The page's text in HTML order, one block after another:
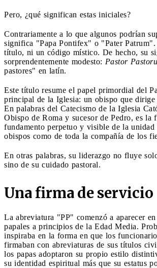
Pero, ¿qué significan estas iniciales?
Contrariamente a lo que algunos podrían
significa "Papa Pontifex" o "Pater Patrum".
título, ni un código místico. De hecho, su
sorprendentemente modesto: Pastor
pastores" en latín.
Este título resume el papel primordial del
principal de la Iglesia: un obispo que dirige
En palabras del Catecismo de la Iglesia
Obispo de Roma y sucesor de Pedro, es la
fundamento perpetuo y visible de la unidad
obispos como de toda la compañía de los
En otras palabras, su liderazgo no fluye
sino de su cuidado pastoral.
Una firma de servicio
La abreviatura "PP" comenzó a aparecer
papales a principios de la Edad Media.
inspiraba en la forma en que los
firmaban con abreviaturas de sus títulos
los papas adoptaron su propio estilo
su identidad espiritual más que su estatus